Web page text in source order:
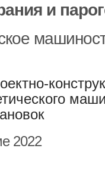
и
2022